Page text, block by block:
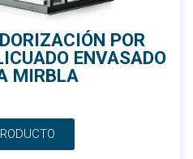
POR
ENVASADO
MIRBLA